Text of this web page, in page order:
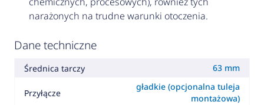
narażonych na trudne warunki otoczenia.
Dane techniczne
Średnica tarczy 63 mm
Przyłącze
gładkie (opcjonalna tuleja
montażowa)